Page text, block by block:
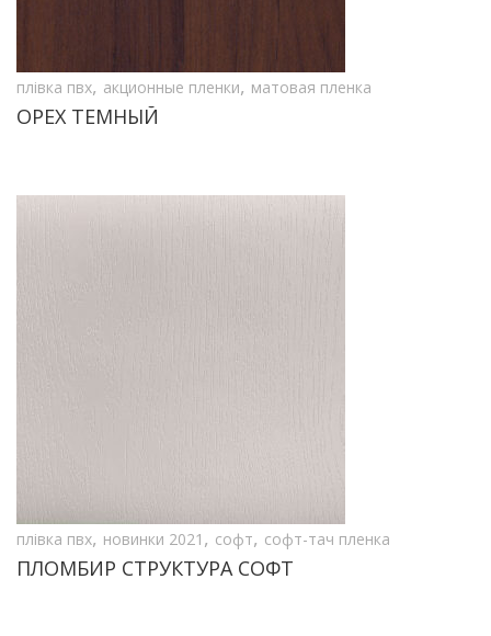
плівка пвх, акционные пленки, матовая пленка
ОРЕХ ТЕМНЫЙ
плівка пвх, новинки 2021 , софт, софт-тач пленка
ПЛОМБИР СТРУКТУРА СОФТ